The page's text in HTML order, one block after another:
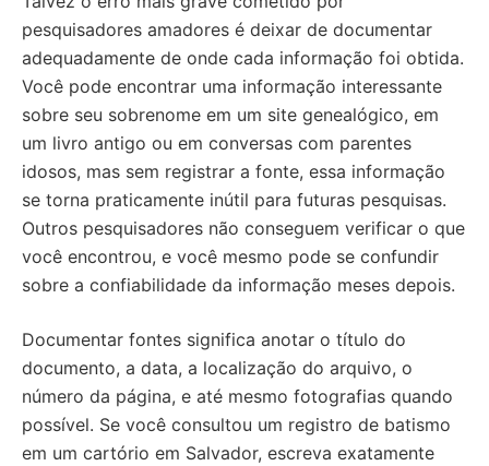
pesquisadores amadores é deixar de documentar
adequadamente de onde cada informação foi obtida.
Você pode encontrar uma informação interessante
sobre seu sobrenome em um site genealógico, em
um livro antigo ou em conversas com parentes
idosos, mas sem registrar a fonte, essa informação
se torna praticamente inútil para futuras pesquisas.
Outros pesquisadores não conseguem verificar o que
você encontrou, e você mesmo pode se confundir
sobre a confiabilidade da informação meses depois.
Documentar fontes significa anotar o título do
documento, a data, a localização do arquivo, o
número da página, e até mesmo fotografias quando
possível. Se você consultou um registro de batismo
em um cartório em Salvador, escreva exatamente